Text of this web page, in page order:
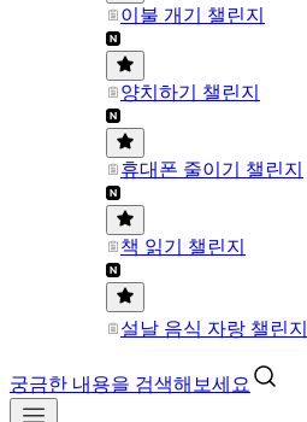
이불 개기 챌린지
양치하기 챌린지
휴대폰 줄이기 챌린지
책 읽기 챌린지
설날 음식 자랑 챌린지
궁금한 내용을 검색해보세요